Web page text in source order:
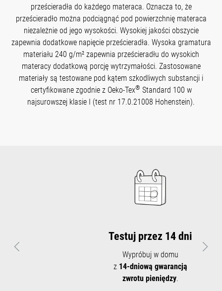
prześcieradła do każdego materaca. Oznacza to, że
prześcieradło można podciągnąć pod powierzchnię materaca
niezależnie od jego wysokości. Wysokiej jakości obszycie
zapewnia dodatkowe napięcie prześcieradła. Wysoka gramatura
materiału 240 g/m² zapewnia prześcieradłu do wysokich
materacy dodatkową porcję wytrzymałości. Zastosowane
materiały są testowane pod kątem szkodliwych substancji i
certyfikowane zgodnie z Oeko-Tex® Standard 100 w
najsurowszej klasie I (test nr 17.0.21008 Hohenstein).
Testuj przez 14 dni
Wypróbuj w domu
14-dniową gwarancją
zwrotu pieniędzy.
Poprzedni